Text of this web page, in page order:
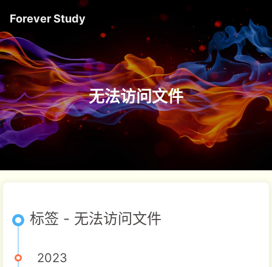
Forever Study
无法访问文件
标签 - 无法访问文件
2023